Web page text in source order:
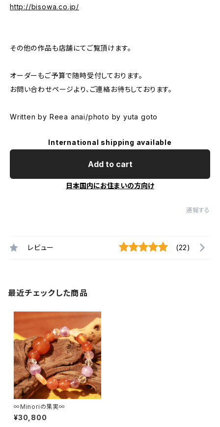
http://bisowa.co.jp/
その他の作品も店舗にてご覧頂けます。
オーダーもご予算で随時受付しております。
お問い合わせページより、ご連絡お待ちしております。
Written by Reea anai/photo by yuta goto
International shipping available
Add to cart
日本国内にお住まいの方向け
通報する
レビュー (22)
最近チェックした商品
∞Minoriの果実∞
¥30,800